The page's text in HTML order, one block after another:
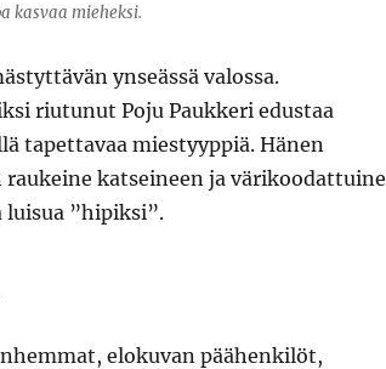
kasvaa mieheksi.
ynseässä valossa.
riutunut Poju Paukkeri edustaa
tapettavaa miestyyppiä. Hänen
katseineen ja värikoodattuine
luisua ”hipiksi”.
elokuvan päähenkilöt,